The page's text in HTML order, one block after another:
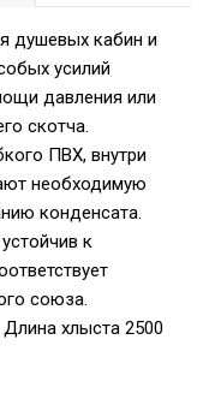
душевых кабин и
усилий
давления или
скотча.
ПВХ, внутри
необходимую
конденсата.
к
союза.
хлыста 2500